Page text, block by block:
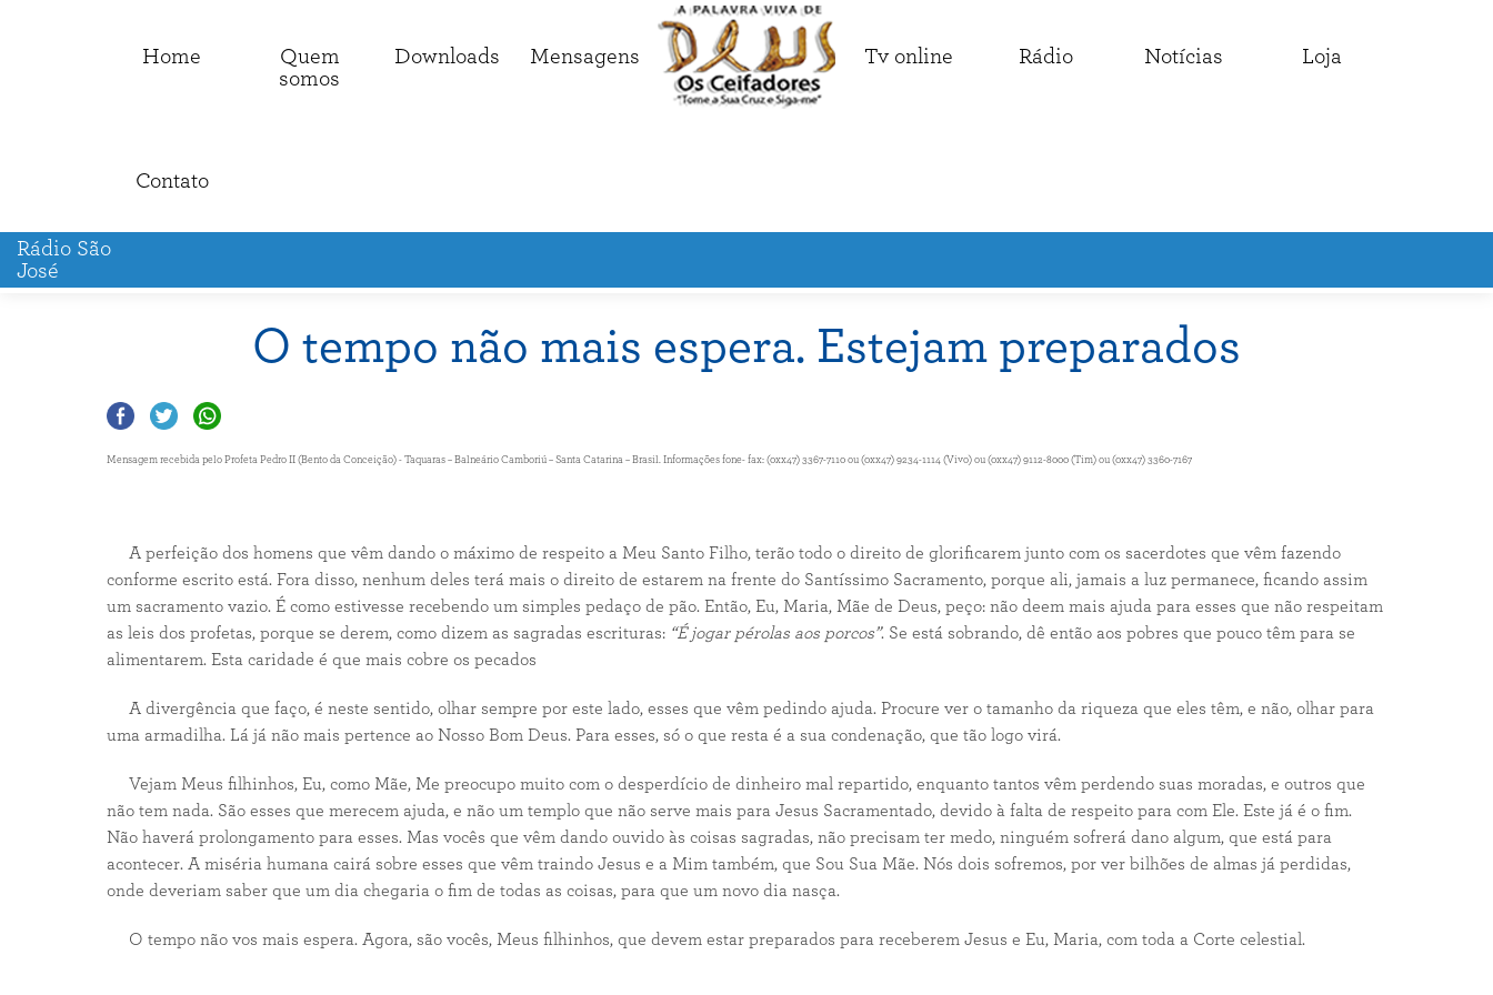
Home
Quem
somos
Downloads Mensagens Tv online Rádio Notícias Loja
Contato
Rádio São
José
O tempo não mais espera. Estejam preparados
Mensagem recebida pelo Profeta Pedro II (Bento da Conceição) - Taquaras – Balneário Camboriú – Santa Catarina – Brasil. Informações fone- fax: (0xx47) 3367-7110 ou (0xx47) 9234-1114 (Vivo) ou (0xx47) 9112-8000 (Tim) ou (0xx47) 3360-7167
A perfeição dos homens que vêm dando o máximo de respeito a Meu Santo Filho, terão todo o direito de glorificarem junto com os sacerdotes que vêm fazendo
conforme escrito está. Fora disso, nenhum deles terá mais o direito de estarem na frente do Santíssimo Sacramento, porque ali, jamais a luz permanece, ficando assim
um sacramento vazio. É como estivesse recebendo um simples pedaço de pão. Então, Eu, Maria, Mãe de Deus, peço: não deem mais ajuda para esses que não respeitam
as leis dos profetas, porque se derem, como dizem as sagradas escrituras: “É jogar pérolas aos porcos”. Se está sobrando, dê então aos pobres que pouco têm para se
alimentarem. Esta caridade é que mais cobre os pecados
A divergência que faço, é neste sentido, olhar sempre por este lado, esses que vêm pedindo ajuda. Procure ver o tamanho da riqueza que eles têm, e não, olhar para
uma armadilha. Lá já não mais pertence ao Nosso Bom Deus. Para esses, só o que resta é a sua condenação, que tão logo virá.
Vejam Meus filhinhos, Eu, como Mãe, Me preocupo muito com o desperdício de dinheiro mal repartido, enquanto tantos vêm perdendo suas moradas, e outros que
não tem nada. São esses que merecem ajuda, e não um templo que não serve mais para Jesus Sacramentado, devido à falta de respeito para com Ele. Este já é o fim.
Não haverá prolongamento para esses. Mas vocês que vêm dando ouvido às coisas sagradas, não precisam ter medo, ninguém sofrerá dano algum, que está para
acontecer. A miséria humana cairá sobre esses que vêm traindo Jesus e a Mim também, que Sou Sua Mãe. Nós dois sofremos, por ver bilhões de almas já perdidas,
onde deveriam saber que um dia chegaria o fim de todas as coisas, para que um novo dia nasça.
O tempo não vos mais espera. Agora, são vocês, Meus filhinhos, que devem estar preparados para receberem Jesus e Eu, Maria, com toda a Corte celestial.